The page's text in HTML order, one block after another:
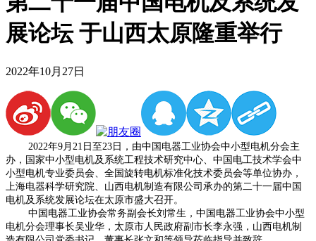
展论坛 于山西太原隆重举行
2022年10月27日
2022年9月21日至23日，由中国电器工业协会中小型电机分会主
办，国家中小型电机及系统工程技术研究中心、中国电工技术学会中
小型电机专业委员会、全国旋转电机标准化技术委员会等单位协办，
上海电器科学研究院、山西电机制造有限公司承办的第二十一届中国
电机及系统发展论坛在太原市盛大召开。
中国电器工业协会常务副会长刘常生，中国电器工业协会中小型
电机分会理事长吴业华，太原市人民政府副市长李永强，山西电机制